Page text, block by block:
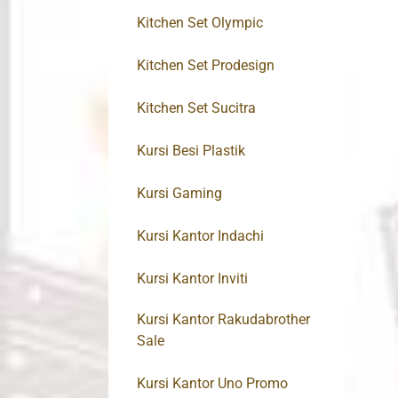
Kitchen Set Olympic
Kitchen Set Prodesign
Kitchen Set Sucitra
Kursi Besi Plastik
Kursi Gaming
Kursi Kantor Indachi
Kursi Kantor Inviti
Kursi Kantor Rakudabrother
Sale
Kursi Kantor Uno Promo